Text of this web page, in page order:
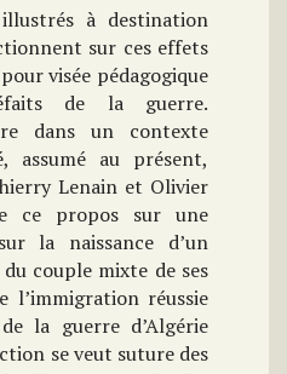
à destination
sur ces effets
visée pédagogique
de la guerre.
dans un contexte
assumé au présent,
Lenain et Olivier
ce propos sur une
la naissance d’un
couple mixte de ses
l’immigration réussie
la guerre d’Algérie
se veut suture des